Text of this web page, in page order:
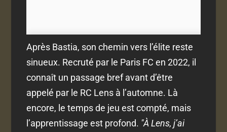
Après Bastia, son chemin vers l’élite reste
sinueux. Recruté par le Paris FC en 2022, il
connaît un passage bref avant d’être
appelé par le RC Lens à l’automne. Là
encore, le temps de jeu est compté, mais
l’apprentissage est profond. "À Lens, j’ai